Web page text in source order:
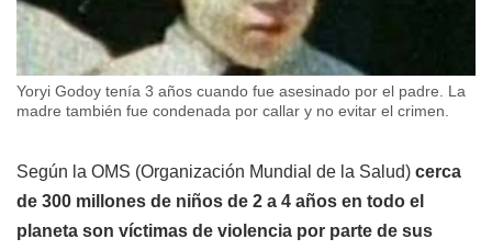
Yoryi Godoy tenía 3 años cuando fue asesinado por el padre. La
madre también fue condenada por callar y no evitar el crimen.
Según la OMS (Organización Mundial de la Salud) cerca
de 300 millones de niños de 2 a 4 años en todo el
planeta son víctimas de violencia por parte de sus